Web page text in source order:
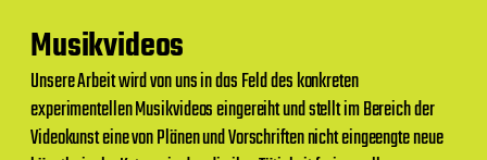
t
r
a
g
s
d
Musikvideos
Unsere Arbeit wird von uns in das Feld des konkreten
experimentellen Musikvideos eingereiht und stellt im Bereich der
Videokunst eine von Plänen und Vorschriften nicht eingeengte neue